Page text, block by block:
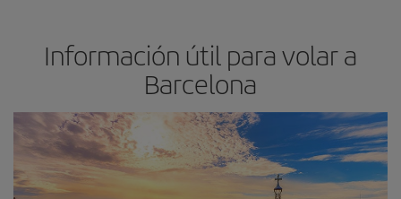
Información útil para volar a
Barcelona